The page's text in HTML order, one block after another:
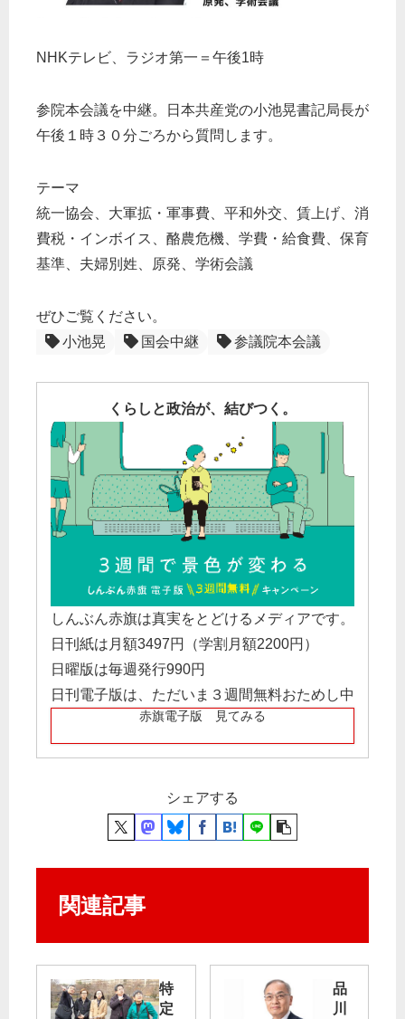
NHKテレビ、ラジオ第一＝午後1時
参院本会議を中継。日本共産党の小池晃書記局長が
午後１時３０分ごろから質問します。
テーマ
統一協会、大軍拡・軍事費、平和外交、賃上げ、消
費税・インボイス、酪農危機、学費・給食費、保育
基準、夫婦別姓、原発、学術会議
ぜひご覧ください。
小池晃
国会中継 参議院本会議
くらしと政治が、結びつく。
しんぶん赤旗は真実をとどけるメディアです。
日刊紙は月額3497円（学割月額2200円）
日曜版は毎週発行990円
日刊電子版は、ただいま３週間無料おためし中
赤旗電子版 見てみる
シェアする
関連記事
特
定
品
川